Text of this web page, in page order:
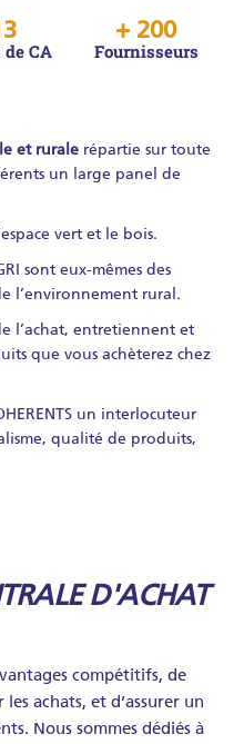
CA Fournisseurs
+ 200
et rurale répartie sur toute
un large panel de
vert et le bois.
sont eux-mêmes des
l’environnement rural.
l’achat, entretiennent et
que vous achèterez chez
un interlocuteur
qualité de produits,
D'ACHAT
compétitifs, de
achats, et d’assurer un
Nous sommes dédiés à